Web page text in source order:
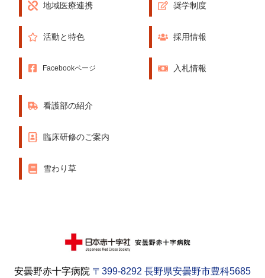
地域医療連携
活動と特色
Facebookページ
奨学制度
採用情報
入札情報
看護部の紹介
臨床研修のご案内
雪わり草
安曇野赤十字病院 〒399-8292 長野県安曇野市豊科5685